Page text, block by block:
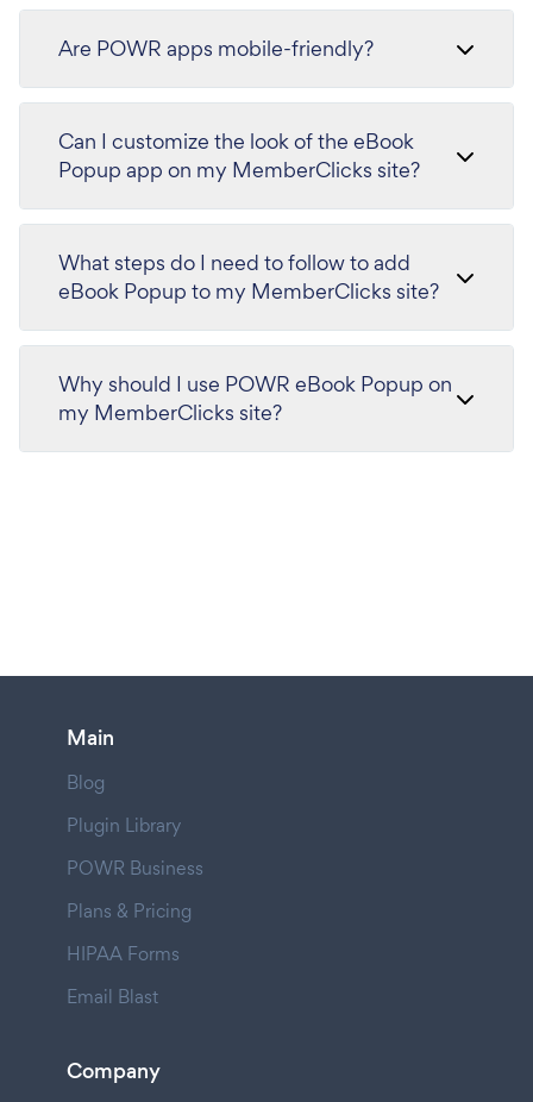
Are POWR apps mobile-friendly?
Can I customize the look of the eBook
Popup app on my MemberClicks site?
What steps do I need to follow to add
eBook Popup to my MemberClicks site?
Why should I use POWR eBook Popup on
my MemberClicks site?
Main
Blog
Plugin Library
POWR Business
Plans & Pricing
HIPAA Forms
Email Blast
Company